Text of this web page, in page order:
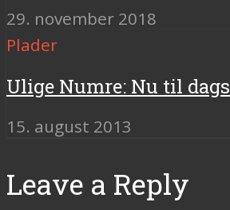
29. november 2018
Plader
Ulige Numre: Nu til dags
15. august 2013
Leave a Reply